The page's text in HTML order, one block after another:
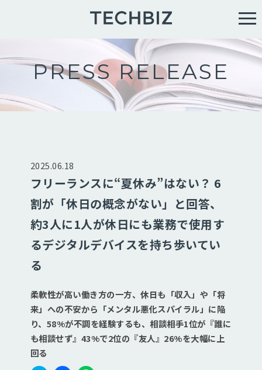
PRESS RELEASE
2025.06.18
フリーランスに“夏休み”はない？ 6
割が「休日の概念がない」と回答、
約3人に1人が休日にも業務で使用す
るデジタルデバイスを持ち歩いてい
る
柔軟性が高い働き方の一方、休日も「収入」や「将
来」への不安から「メンタル悪化スパイラル」に陥
り、58%が不調を経験するも、相談相手1位が『誰に
も相談せず』43%で2位の『友人』26%を大幅に上
回る